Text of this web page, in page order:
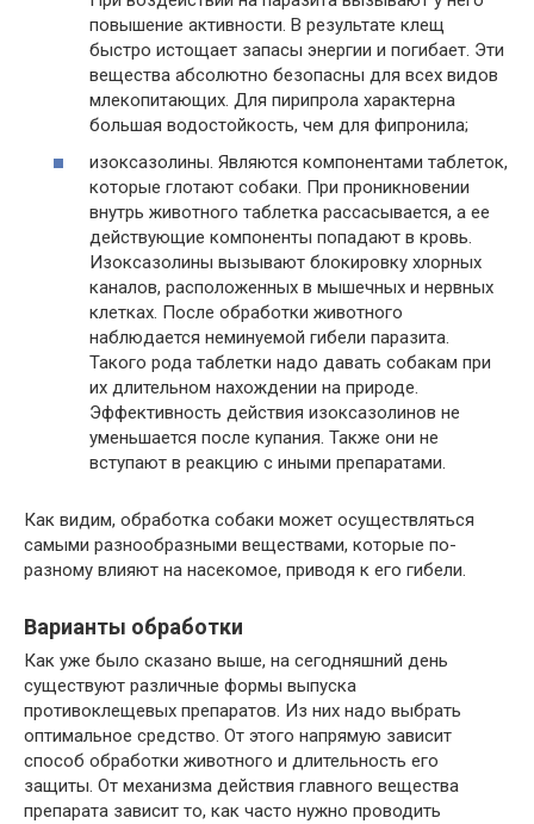
повышение активности. В результате клещ
быстро истощает запасы энергии и погибает. Эти
вещества абсолютно безопасны для всех видов
млекопитающих. Для пирипрола характерна
большая водостойкость, чем для фипронила;
изоксазолины. Являются компонентами таблеток,
которые глотают собаки. При проникновении
внутрь животного таблетка рассасывается, а ее
действующие компоненты попадают в кровь.
Изоксазолины вызывают блокировку хлорных
каналов, расположенных в мышечных и нервных
клетках. После обработки животного
наблюдается неминуемой гибели паразита.
Такого рода таблетки надо давать собакам при
их длительном нахождении на природе.
Эффективность действия изоксазолинов не
уменьшается после купания. Также они не
вступают в реакцию с иными препаратами.
Как видим, обработка собаки может осуществляться
самыми разнообразными веществами, которые по-
разному влияют на насекомое, приводя к его гибели.
Варианты обработки
Как уже было сказано выше, на сегодняшний день
существуют различные формы выпуска
противоклещевых препаратов. Из них надо выбрать
оптимальное средство. От этого напрямую зависит
способ обработки животного и длительность его
защиты. От механизма действия главного вещества
препарата зависит то, как часто нужно проводить